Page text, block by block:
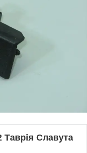
Таврія Славута